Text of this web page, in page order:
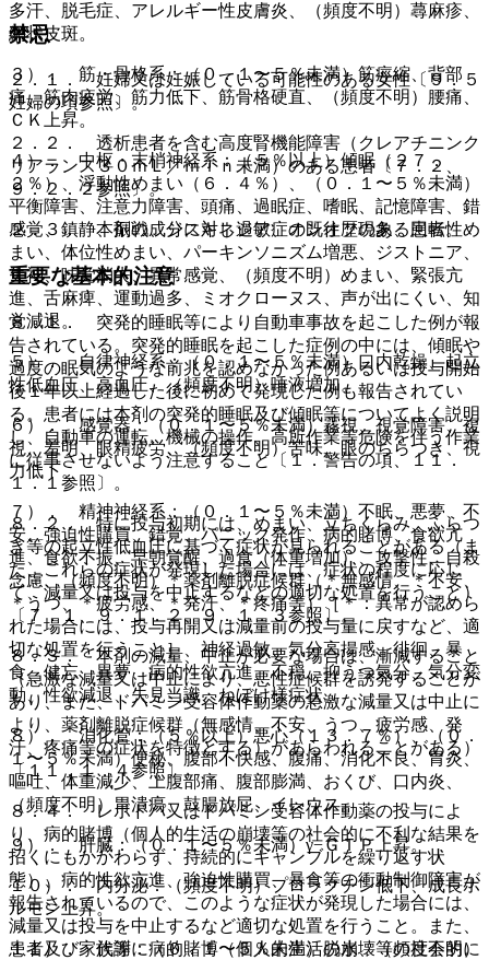
禁忌
２．１． 妊婦又は妊娠している可能性のある女性〔９．５
妊婦の項参照〕。
２．２． 透析患者を含む高度腎機能障害（クレアチニンク
リアランス３０ｍＬ／ｍｉｎ未満）のある患者〔７．２、
９．２．２参照〕。
２．３． 本剤の成分に対し過敏症の既往歴のある患者。
重要な基本的注意
８．１． 突発的睡眠等により自動車事故を起こした例が報
告されている。突発的睡眠を起こした症例の中には、傾眠や
過度の眠気のような前兆を認めなかった例あるいは投与開始
後１年以上経過した後に初めて発現した例も報告されてい
る。患者には本剤の突発的睡眠及び傾眠等についてよく説明
し、自動車の運転、機械の操作、高所作業等危険を伴う作業
に従事させないよう注意すること〔１．警告の項、１１．
１．１参照〕。
８．２． 特に投与初期には、めまい、立ちくらみ、ふらつ
き等の起立性低血圧に基づく症状が見られることがある（ま
た、これらの症状が発現した場合には、症状の程度に応じ
て、減量又は投与を中止するなどの適切な処置を行うこと）
〔７．１、９．１．２、９．１．３参照〕。
８．３． 本剤の減量、中止が必要な場合は、漸減すること
（急激な減量又は中止により、悪性症候群を誘発することが
あり、また、ドパミン受容体作動薬の急激な減量又は中止に
より、薬剤離脱症候群（無感情、不安、うつ、疲労感、発
汗、疼痛等の症状を特徴とする）があらわれることがある）
〔１１．１．４参照〕。
８．４． レボドパ又はドパミン受容体作動薬の投与によ
り、病的賭博（個人的生活の崩壊等の社会的に不利な結果を
招くにもかかわらず、持続的にギャンブルを繰り返す状
態）、病的性欲亢進、強迫性購買、暴食等の衝動制御障害が
報告されているので、このような症状が発現した場合には、
減量又は投与を中止するなど適切な処置を行うこと。また、
患者及び家族等に病的賭博（個人的生活の崩壊等の社会的に
多汗、脱毛症、アレルギー性皮膚炎、（頻度不明）蕁麻疹、
網状皮斑。
３）． 筋・骨格系：（０．１〜５％未満）筋痙縮、背部
痛、筋肉疲労、筋力低下、筋骨格硬直、（頻度不明）腰痛、
ＣＫ上昇。
４）． 中枢・末梢神経系：（５％以上）傾眠（２７．
２％）、浮動性めまい（６．４％）、（０．１〜５％未満）
平衡障害、注意力障害、頭痛、過眠症、嗜眠、記憶障害、錯
感覚、鎮静、振戦、ジスキネジア、オンオフ現象、回転性め
まい、体位性めまい、パーキンソニズム増悪、ジストニア、
失神、味覚消失、異常感覚、（頻度不明）めまい、緊張亢
進、舌麻痺、運動過多、ミオクローヌス、声が出にくい、知
覚減退。
５）． 自律神経系：（０．１〜５％未満）口内乾燥、起立
性低血圧、高血圧、（頻度不明）唾液増加。
６）． 感覚器：（０．１〜５％未満）霧視、視覚障害、複
視、羞明、眼精疲労、（頻度不明）苦味、眼のちらつき、視
力低下。
７）． 精神神経系：（０．１〜５％未満）不眠、悪夢、不
安、強迫性購買、錯覚、パニック発作、病的賭博、食欲亢
進、食欲不振、早朝覚醒、過食（体重増加）、攻撃性、自殺
念慮、（頻度不明）＊薬剤離脱症候群（＊無感情、＊不安、
＊うつ、＊疲労感、＊発汗、＊疼痛等）［＊：異常が認めら
れた場合には、投与再開又は減量前の投与量に戻すなど、適
切な処置を行うこと］、神経過敏、気分高揚感、徘徊、暴
食、健忘、異夢、病的性欲亢進、不穏、抑うつ気分、気分変
動、性欲減退、失見当識、ねぼけ様症状。
８）． 消化管：（５％以上）悪心（１３．７％）、（０．
１〜５％未満）便秘、腹部不快感、腹痛、消化不良、胃炎、
嘔吐、体重減少、上腹部痛、腹部膨満、おくび、口内炎、
（頻度不明）胃潰瘍、鼓腸放屁、イレウス。
９）． 肝臓：（０．１〜５％未満）γ−ＧＴＰ上昇。
１０）． 内分泌：（頻度不明）プロラクチン低下、成長ホ
ルモン上昇。
１１）． 代謝：（０．１〜５％未満）脱水、（頻度不明）